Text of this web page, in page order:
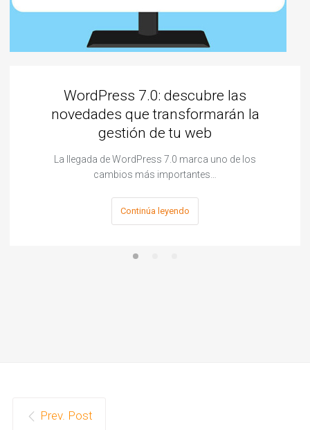
WordPress 7.0: descubre las
novedades que transformarán la
gestión de tu web
La llegada de WordPress 7.0 marca uno de los
cambios más importantes…
Continúa leyendo
Prev. Post